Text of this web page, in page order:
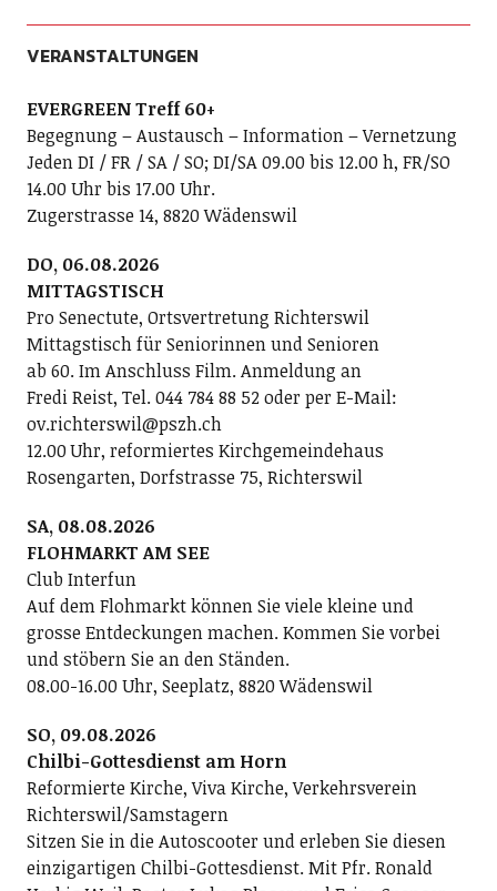
VERANSTALTUNGEN
EVERGREEN Treff 60+
Begegnung – Austausch – Information – Vernetzung
Jeden DI / FR / SA / SO; DI/SA 09.00 bis 12.00 h, FR/SO
14.00 Uhr bis 17.00 Uhr.
Zugerstrasse 14, 8820 Wädenswil
DO, 06.08.2026
MITTAGSTISCH
Pro Senectute, Ortsvertretung Richterswil
Mittagstisch für Seniorinnen und Senioren
ab 60. Im Anschluss Film. Anmeldung an
Fredi Reist, Tel. 044 784 88 52 oder per E-Mail:
ov.richterswil@pszh.ch
12.00 Uhr, reformiertes Kirchgemeindehaus
Rosengarten, Dorfstrasse 75, Richterswil
SA, 08.08.2026
FLOHMARKT AM SEE
Club Interfun
Auf dem Flohmarkt können Sie viele kleine und
grosse Entdeckungen machen. Kommen Sie vorbei
und stöbern Sie an den Ständen.
08.00-16.00 Uhr, Seeplatz, 8820 Wädenswil
SO, 09.08.2026
Chilbi-Gottesdienst am Horn
Reformierte Kirche, Viva Kirche, Verkehrsverein
Richterswil/Samstagern
Sitzen Sie in die Autoscooter und erleben Sie diesen
einzigartigen Chilbi-Gottesdienst. Mit Pfr. Ronald